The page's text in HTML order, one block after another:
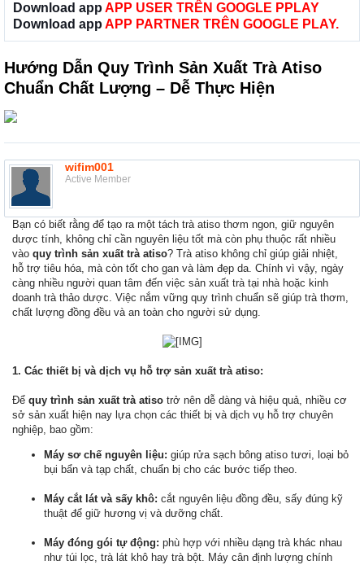
Download app APP USER TRÊN GOOGLE PPLAY
Download app APP PARTNER TRÊN GOOGLE PLAY.
Hướng Dẫn Quy Trình Sản Xuất Trà Atiso
Chuẩn Chất Lượng – Dễ Thực Hiện
wifim001
Active Member
Bạn có biết rằng để tạo ra một tách trà atiso thơm ngon, giữ nguyên
dược tính, không chỉ cần nguyên liệu tốt mà còn phụ thuộc rất nhiều
vào quy trình sản xuất trà atiso? Trà atiso không chỉ giúp giải nhiệt,
hỗ trợ tiêu hóa, mà còn tốt cho gan và làm đẹp da. Chính vì vậy, ngày
càng nhiều người quan tâm đến việc sản xuất trà tại nhà hoặc kinh
doanh trà thảo dược. Việc nắm vững quy trình chuẩn sẽ giúp trà thơm,
chất lượng đồng đều và an toàn cho người sử dụng.
1. Các thiết bị và dịch vụ hỗ trợ sản xuất trà atiso:
Để quy trình sản xuất trà atiso trở nên dễ dàng và hiệu quả, nhiều cơ
sở sản xuất hiện nay lựa chọn các thiết bị và dịch vụ hỗ trợ chuyên
nghiệp, bao gồm:
Máy sơ chế nguyên liệu: giúp rửa sạch bông atiso tươi, loại bỏ
bụi bẩn và tạp chất, chuẩn bị cho các bước tiếp theo.
Máy cắt lát và sấy khô: cắt nguyên liệu đồng đều, sấy đúng kỹ
thuật để giữ hương vị và dưỡng chất.
Máy đóng gói tự động: phù hợp với nhiều dạng trà khác nhau
như túi lọc, trà lát khô hay trà bột. Máy cân định lượng chính